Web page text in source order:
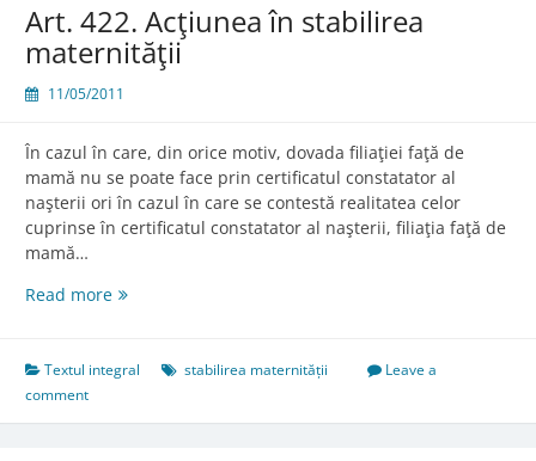
Art. 422. Acţiunea în stabilirea
maternităţii
11/05/2011
În cazul în care, din orice motiv, dovada filiaţiei faţă de
mamă nu se poate face prin certificatul constatator al
naşterii ori în cazul în care se contestă realitatea celor
cuprinse în certificatul constatator al naşterii, filiaţia faţă de
mamă…
Read moreArt.
în
maternităţii
Textul integral stabilirea maternității
Leave a
comment